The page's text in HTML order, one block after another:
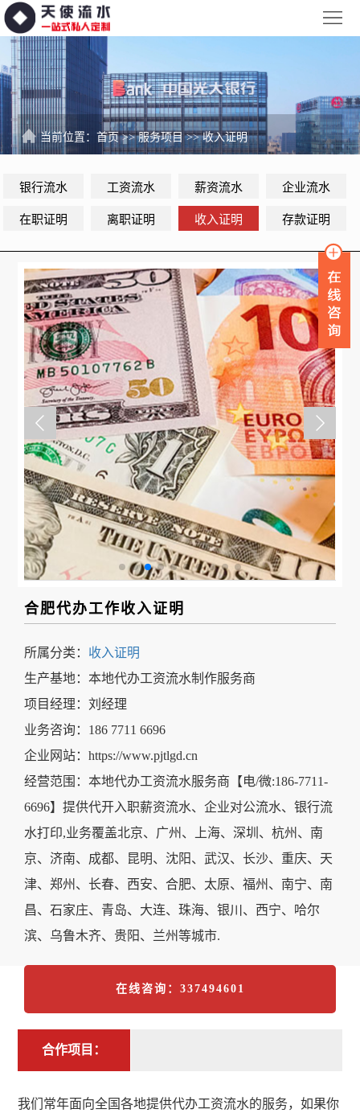
网
首
行
工
当前位置：首页>>服务项目 >>收入证明
银行流水 工资流水 薪资流水 企业流水
在职证明 离职证明 收入证明 存款证明
合肥代办工作收入证明
所属分类： 收入证明
生产基地：本地代办工资流水制作服务商
项目经理：刘经理
业务咨询：186 7711 6696
企业网站：https://www.pjtlgd.cn
经营范围：本地代办工资流水服务商【电/微:186-7711-
6696】提供代开入职薪资流水、企业对公流水、银行流
水打印,业务覆盖北京、广州、上海、深圳、杭州、南
京、济南、成都、昆明、沈阳、武汉、长沙、重庆、天
津、郑州、长春、西安、合肥、太原、福州、南宁、南
昌、石家庄、青岛、大连、珠海、银川、西宁、哈尔
滨、乌鲁木齐、贵阳、兰州等城市.
在线咨询：337494601
合作项目：
我们常年面向全国各地提供代办工资流水的服务，如果你